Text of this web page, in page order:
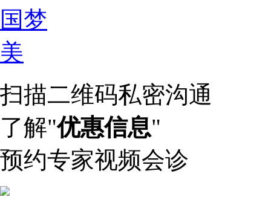
扫描二维码私密沟通
了解"优惠信息"
预约专家视频会诊